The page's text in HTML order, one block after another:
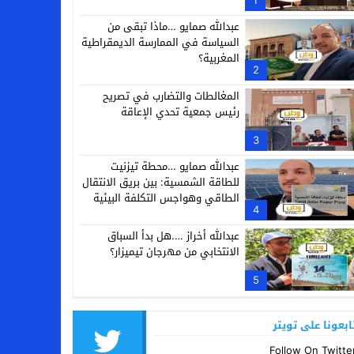
2
عبدالله صمايو …ماذا تبقى من
السياسة في الممارسة الديمقراطية
المغربية؟
3
المغالطات والتضارب في تصريح
رئيس جمعية تحدي الإعاقة
4
عبدالله صمايو …محطة تيزنيت
للطاقة الشمسية: بين بريق الانتقال
الطاقي وهواجس التكلفة البيئية
5
عبدالله أخراز ….هل بدأ السباق
الانتخابي من مهرجان تيميزار؟
على تويتر